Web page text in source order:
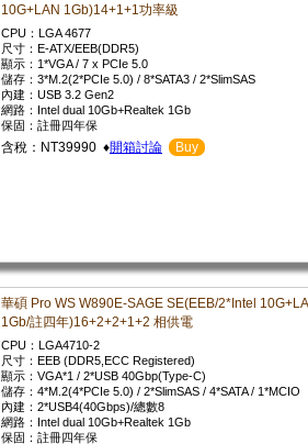
10G+LAN 1Gb)14+1+1功率級
CPU：LGA 4677
尺寸：E-ATX/EEB(DDR5)
顯示：1*VGA / 7 x PCIe 5.0
儲存：3*M.2(2*PCIe 5.0) / 8*SATA3 / 2*SlimSAS
內建：USB 3.2 Gen2
網路：Intel dual 10Gb+Realtek 1Gb
保固：註冊四年保
含稅：NT39990 ♦開箱討論 Buy
華碩 Pro WS W890E-SAGE SE(EEB/2*Intel
1Gb/註四年)16+2+2+1+2 相供電
CPU：LGA4710-2
尺寸：EEB (DDR5,ECC Registered)
顯示：VGA*1 / 2*USB 40Gbp(Type-C)
儲存：4*M.2(4*PCIe 5.0) / 2*SlimSAS / 4*SATA / 1*MCIO
內建：2*USB4(40Gbps)/總數8
網路：Intel dual 10Gb+Realtek 1Gb
保固：註冊四年保